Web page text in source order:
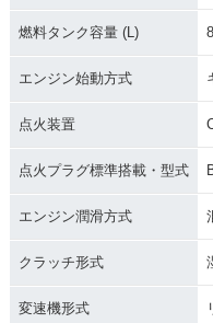
イナーチェンジ
イナ
イナーチェンジ
燃料タンク容量 (L) 8
エンジン始動方式
点火装置
点火プラグ標準搭載・型式
エンジン潤滑方式
クラッチ形式
変速機形式